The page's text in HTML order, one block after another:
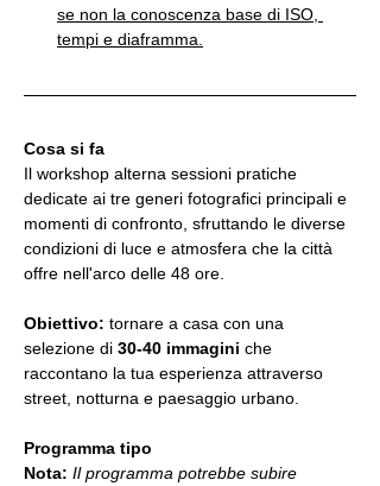
se non la conoscenza base di ISO,
tempi e diaframma.
Cosa si fa
Il workshop alterna sessioni pratiche
dedicate ai tre generi fotografici principali e
momenti di confronto, sfruttando le diverse
condizioni di luce e atmosfera che la città
offre nell'arco delle 48 ore.
Obiettivo: tornare a casa con una
selezione di 30-40 immagini che
raccontano la tua esperienza attraverso
street, notturna e paesaggio urbano.
Programma tipo
Nota: Il programma potrebbe subire